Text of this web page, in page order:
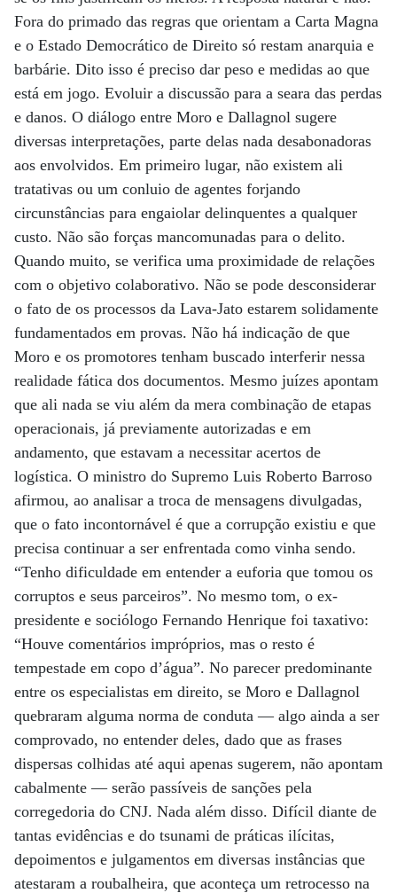
Fora do primado das regras que orientam a Carta Magna
e o Estado Democrático de Direito só restam anarquia e
barbárie. Dito isso é preciso dar peso e medidas ao que
está em jogo. Evoluir a discussão para a seara das perdas
e danos. O diálogo entre Moro e Dallagnol sugere
diversas interpretações, parte delas nada desabonadoras
aos envolvidos. Em primeiro lugar, não existem ali
tratativas ou um conluio de agentes forjando
circunstâncias para engaiolar delinquentes a qualquer
custo. Não são forças mancomunadas para o delito.
Quando muito, se verifica uma proximidade de relações
com o objetivo colaborativo. Não se pode desconsiderar
o fato de os processos da Lava-Jato estarem solidamente
fundamentados em provas. Não há indicação de que
Moro e os promotores tenham buscado interferir nessa
realidade fática dos documentos. Mesmo juízes apontam
que ali nada se viu além da mera combinação de etapas
operacionais, já previamente autorizadas e em
andamento, que estavam a necessitar acertos de
logística. O ministro do Supremo Luis Roberto Barroso
afirmou, ao analisar a troca de mensagens divulgadas,
que o fato incontornável é que a corrupção existiu e que
precisa continuar a ser enfrentada como vinha sendo.
“Tenho dificuldade em entender a euforia que tomou os
corruptos e seus parceiros”. No mesmo tom, o ex-
presidente e sociólogo Fernando Henrique foi taxativo:
“Houve comentários impróprios, mas o resto é
tempestade em copo d’água”. No parecer predominante
entre os especialistas em direito, se Moro e Dallagnol
quebraram alguma norma de conduta — algo ainda a ser
comprovado, no entender deles, dado que as frases
dispersas colhidas até aqui apenas sugerem, não apontam
cabalmente — serão passíveis de sanções pela
corregedoria do CNJ. Nada além disso. Difícil diante de
tantas evidências e do tsunami de práticas ilícitas,
depoimentos e julgamentos em diversas instâncias que
atestaram a roubalheira, que aconteça um retrocesso na